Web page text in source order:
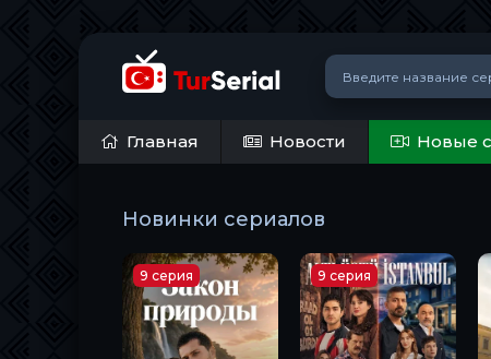
Главная Новости Новые
Новинки сериалов
9 серия 9 серия